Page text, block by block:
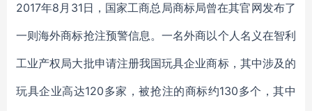
2017年8月31日，国家工商总局商标局曾在其官网发布了
一则海外商标抢注预警信息。一名外商以个人名义在智利
工业产权局大批申请注册我国玩具企业商标，其中涉及的
玩具企业高达120多家，被抢注的商标约130多个，其中